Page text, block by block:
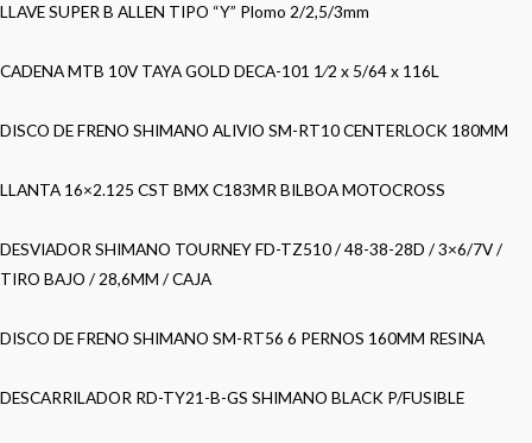
LLAVE SUPER B ALLEN TIPO “Y” Plomo 2/2,5/3mm
CADENA MTB 10V TAYA GOLD DECA-101 1⁄2 x 5/64 x 116L
DISCO DE FRENO SHIMANO ALIVIO SM-RT10 CENTERLOCK 180MM
LLANTA 16×2.125 CST BMX C183MR BILBOA MOTOCROSS
DESVIADOR SHIMANO TOURNEY FD-TZ510 / 48-38-28D / 3×6/7V /
TIRO BAJO / 28,6MM / CAJA
DISCO DE FRENO SHIMANO SM-RT56 6 PERNOS 160MM RESINA
DESCARRILADOR RD-TY21-B-GS SHIMANO BLACK P/FUSIBLE